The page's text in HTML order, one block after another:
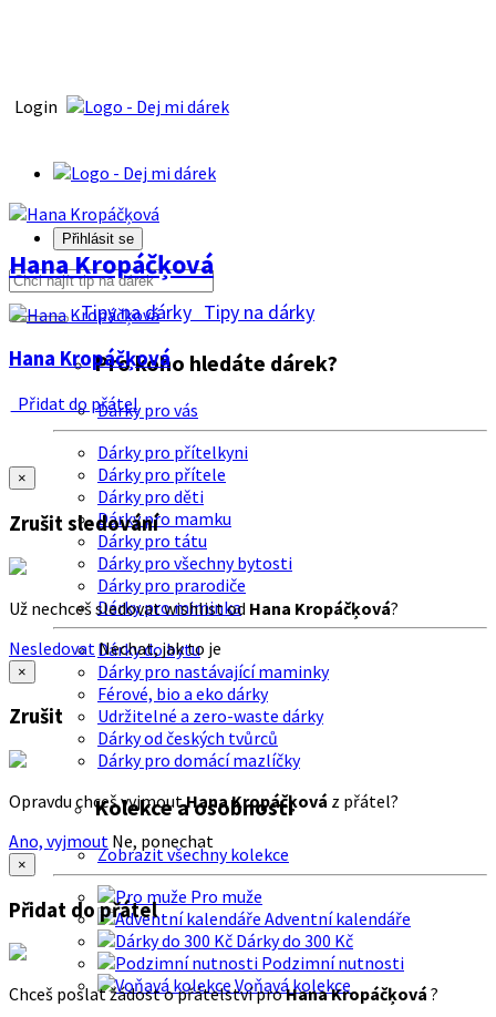
Login
Přihlásit se
Tipy na dárky Tipy na dárky
Pro koho hledáte dárek?
Dárky pro vás
Dárky pro přítelkyni
Dárky pro přítele
Dárky pro děti
Dárky pro mamku
Dárky pro tátu
Dárky pro všechny bytosti
Dárky pro prarodiče
Dárky pro miminka
Dárky do bytu
Dárky pro nastávající maminky
Férové, bio a eko dárky
Udržitelné a zero-waste dárky
Dárky od českých tvůrců
Dárky pro domácí mazlíčky
Kolekce a osobnosti
Zobrazit všechny kolekce
Pro muže
Adventní kalendáře
Dárky do 300 Kč
Podzimní nutnosti
Voňavá kolekce
Hana Kropáčķová
Hana Kropáčķová
Přidat do přátel
×
Zrušit sledování
Už nechceš sledovat wishlist od Hana Kropáčķová?
Nesledovat Nechat, jak to je
×
Zrušit
Opravdu chceš vyjmoutHana Kropáčķová z přátel?
Ano, vyjmout Ne, ponechat
×
Přidat do přátel
Chceš poslat žádost o přátelství proHana Kropáčķová ?